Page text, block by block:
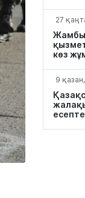
27
көз
9